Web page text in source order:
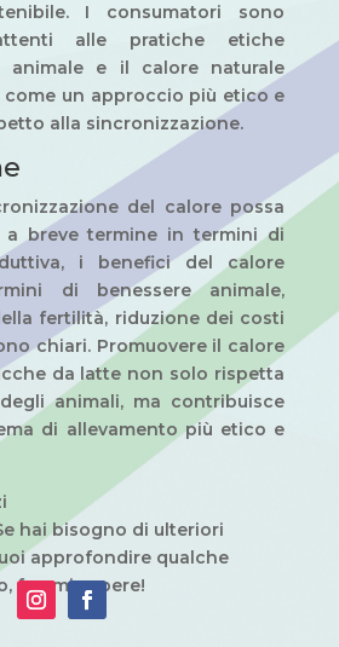
I consumatori sono
alle pratiche etiche
animale e il calore naturale
come un approccio più etico e
alla sincronizzazione.
del calore possa
breve termine in termini di
i benefici del calore
di benessere animale,
fertilità, riduzione dei costi
chiari. Promuovere il calore
da latte non solo rispetta
animali, ma contribuisce
di allevamento più etico e
hai bisogno di ulteriori
approfondire qualche
fammi sapere!